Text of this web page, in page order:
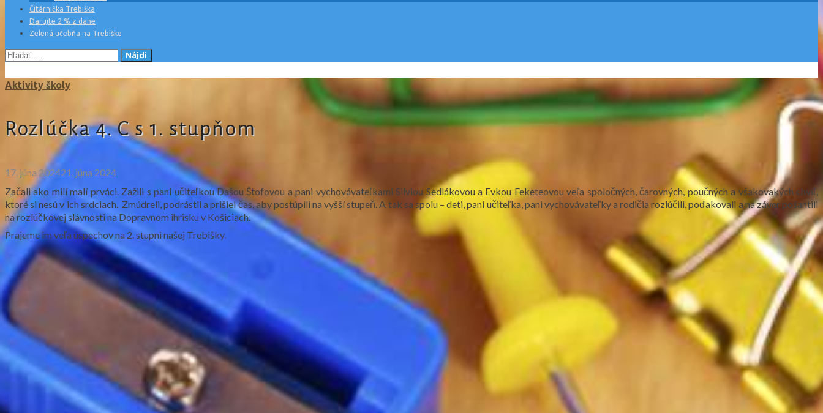
Čitárnička Trebiška
Darujte 2 % z dane
Zelená učebňa na Trebiške
Hľadať:
Aktivity školy
Rozlúčka 4. C s 1. stupňom
17. júna 202421. júna 2024
Začali ako milí malí prváci. Zažili s pani učiteľkou Dašou Štofovou a pani vychovávateľkami Silviou Sedlákovou a Evkou Feketeovou veľa spoločných, čarovných, poučných a všakovakých chvíľ,
ktoré si nesú v ich srdciach. Zmúdreli, podrástli a prišiel čas, aby postúpili na vyšší stupeň. A tak sa spolu – deti, pani učiteľka, pani vychovávateľky a rodičia rozlúčili, poďakovali a na záver pošantili
na rozlúčkovej slávnosti na Dopravnom ihrisku v Košiciach.
Prajeme im veľa úspechov na 2. stupni našej Trebišky.